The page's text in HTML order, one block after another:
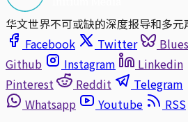
华文世界不可或缺的深度报导和多元
Facebook
Twitter
Github
Instagram Linkedin
Pinterest
Reddit Telegram
Whatsapp
Youtube
RSS